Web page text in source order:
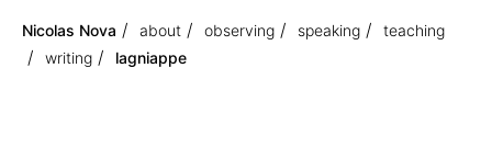
Nicolas Nova about observing speaking
teaching
writing
lagniappe